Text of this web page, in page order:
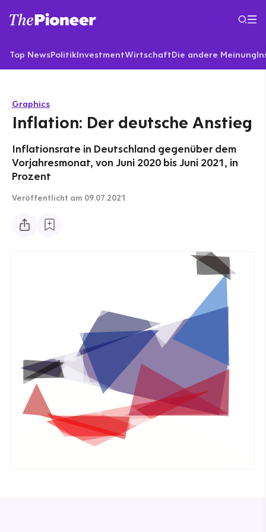
Top NewsPolitikInvestmentWirtschaftDie andere Meinung
Graphics
Inflation: Der deutsche Anstieg
Inflationsrate in Deutschland gegenüber dem
Vorjahresmonat, von Juni 2020 bis Juni 2021, in
Prozent
Veröffentlicht am 09.07.2021